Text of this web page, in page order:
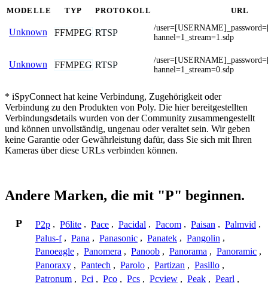
MODELLE TYP PROTOKOLL URL
Unknown FFMPEG RTSP
/
hannel=1_stream=1.sdp
Unknown FFMPEG RTSP
/
hannel=1_stream=0.sdp
* iSpyConnect hat keine Verbindung, Zugehörigkeit oder
Verbindung zu den Produkten von Poly. Die hier bereitgestellten
Verbindungsdetails wurden von der Community zusammengestellt
und können unvollständig, ungenau oder veraltet sein. Wir geben
keine Garantie oder Gewährleistung dafür, dass Sie sich mit Ihren
Kameras über diese URLs verbinden können.
Andere Marken, die mit "P" beginnen.
P P2p , P6lite , Pace , Pacidal , Pacom , Paisan , Palmvid ,
Palus-f , Pana , Panasonic , Panatek , Pangolin ,
Panoeagle , Panomera , Panoob , Panorama , Panoramic ,
Panoraxy , Pantech , Parolo , Partizan , Pasillo ,
Patronum , Pci , Pco , Pcs , Pcview , Peak , Pearl ,